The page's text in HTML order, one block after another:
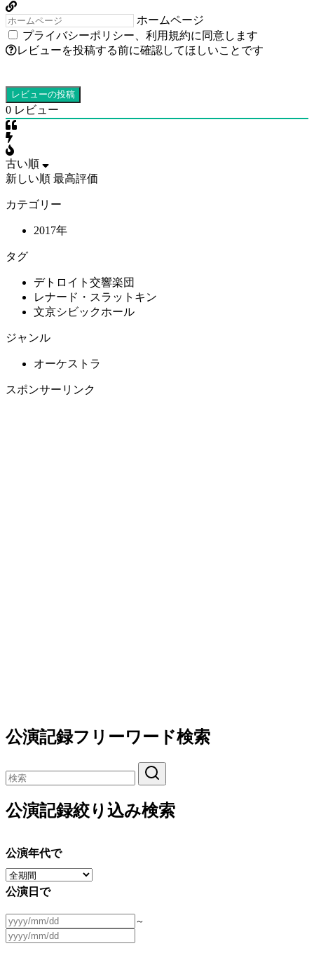
ホームページ
プライバシーポリシー
利用規約に同意します
レビューを投稿する前に確認してほしいことです
0 レビュー
古い順
新しい順 最高評価
カテゴリー
2017年
タグ
デトロイト交響楽団
レナード・スラットキン
文京シビックホール
ジャンル
オーケストラ
スポンサーリンク
公演記録フリーワード検索
公演記録絞り込み検索
公演年代で
公演日で
～